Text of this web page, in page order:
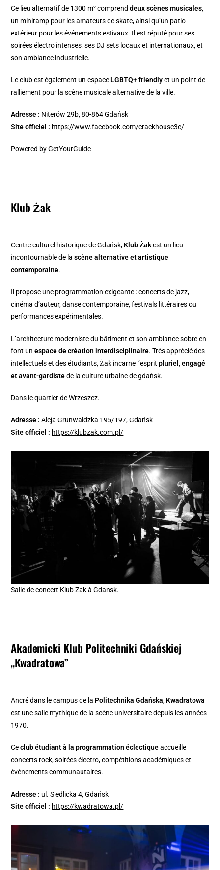
Ce lieu alternatif de 1300 m² comprenddeux scènes musicales,
un miniramp pour les amateurs de skate, ainsi qu’un patio
extérieur pour les événements estivaux. Il est réputé pour ses
soirées électro intenses, ses DJ sets locaux et internationaux, et
son ambiance industrielle.
Le club est également un espace LGBTQ+ friendlyet un point de
ralliement pour la scène musicale alternative de la ville.
Adresse : Niterów 29b, 80-864 Gdańsk
Site officiel : https://www.facebook.com/crackhouse3c/
Powered byGetYourGuide
Klub Żak
Centre culturel historique de Gdańsk, Klub Żakest un lieu
incontournable de lascène alternative et artistique
contemporaine.
Il propose une programmation exigeante : concerts de jazz,
cinéma d’auteur, danse contemporaine, festivals littéraires ou
performances expérimentales.
L’architecture moderniste du bâtiment et son ambiance sobre en
font unespace de création interdisciplinaire. Très apprécié des
intellectuels et des étudiants, Żak incarne l’espritpluriel, engagé
et avant-gardistede la culture urbaine de gdańsk.
Dans lequartier de Wrzeszcz.
Adresse :Aleja Grunwaldzka 195/197, Gdańsk
Site officiel : https://klubzak.com.pl/
Salle de concert Klub Zak à Gdansk.
Akademicki Klub Politechniki Gdańskiej
„Kwadratowa”
Ancré dans le campus de la Politechnika Gdańska, Kwadratowa
est une salle mythique de la scène universitaire depuis les années
1970.
Ceclub étudiant à la programmation éclectiqueaccueille
concerts rock, soirées électro, compétitions académiques et
événements communautaires.
Adresse : ul. Siedlicka 4, Gdańsk
Site officiel : https://kwadratowa.pl/